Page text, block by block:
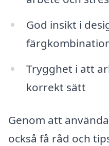
God insikt i
Trygghet i att
korrekt sätt
Genom att
också få råd och